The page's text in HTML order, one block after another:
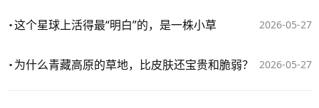
2026-05-27
这个星球上活得最“明白”的，是一株小草
2026-05-27
为什么青藏高原的草地，比皮肤还宝贵和脆弱？